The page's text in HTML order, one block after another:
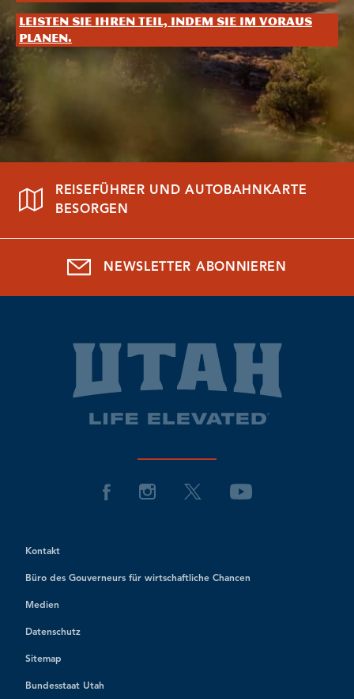
Leisten Sie Ihren Teil, indem Sie im Voraus
planen.
REISEFÜHRER UND AUTOBAHNKARTE
BESORGEN
NEWSLETTER ABONNIEREN
Kontakt
Büro des Gouverneurs für wirtschaftliche Chancen
Medien
Datenschutz
Sitemap
Bundesstaat Utah